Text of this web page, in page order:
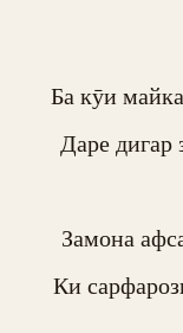
Ба кӯи
Даре дигар
Замона
Ки